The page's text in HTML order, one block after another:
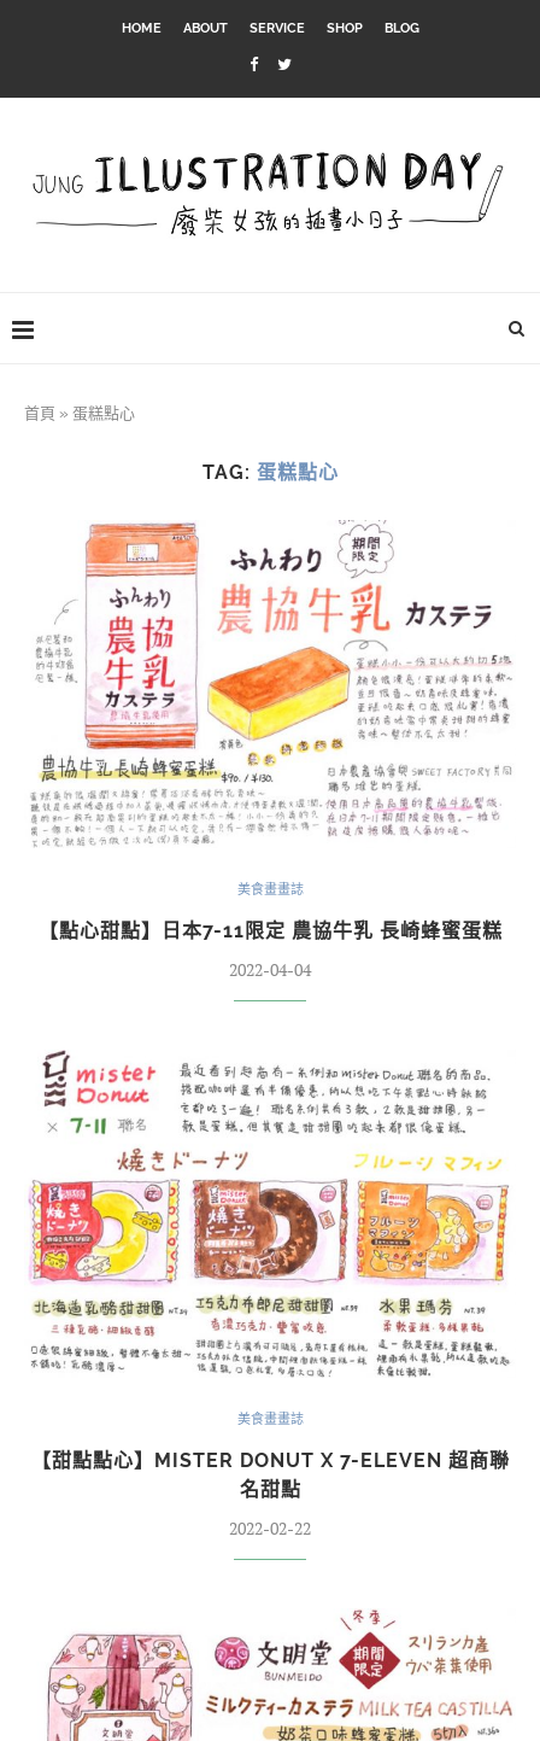
HOME ABOUT SERVICE SHOP BLOG
首頁 » 蛋糕點心
TAG: 蛋糕點心
美食畫畫誌
【點心甜點】日本7-11限定 農協牛乳 長崎蜂蜜蛋糕
2022-04-04
美食畫畫誌
【甜點點心】MISTER DONUT X 7-ELEVEN 超商聯
名甜點
2022-02-22